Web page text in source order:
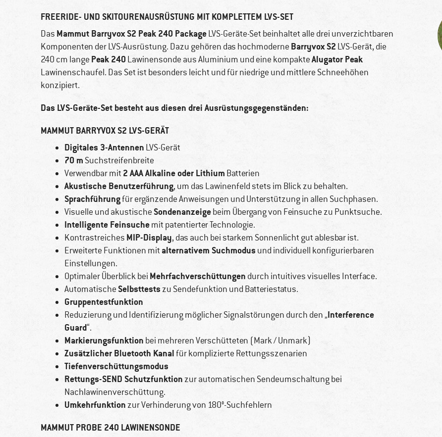
FREERIDE- UND SKITOURENAUSRÜSTUNG MIT KOMPLETTEM LVS-SET
Das Mammut Barryvox S2 Peak 240 PackageLVS-Geräte-Set beinhaltet alle drei unverzichtbaren
Komponenten der LVS-Ausrüstung. Dazu gehören das hochmoderne Barryvox S2 LVS-Gerät, die
240 cm lange Peak 240 Lawinensonde aus Aluminium und eine kompakteAlugator Peak
Lawinenschaufel. Das Set ist besonders leicht und für niedrige und mittlere Schneehöhen
konzipiert.
Das LVS-Geräte-Set besteht aus diesen drei Ausrüstungsgegenständen:
MAMMUT BARRYVOX S2 LVS-GERÄT
Digitales 3-Antennen LVS-Gerät
70 m Suchstreifenbreite
Verwendbar mit 2 AAA Alkaline oder Lithium Batterien
Akustische Benutzerführung, um das Lawinenfeld stets im Blick zu behalten.
Sprachführungfür ergänzende Anweisungen und Unterstützung in allen Suchphasen.
Visuelle und akustischeSondenanzeigebeim Übergang von Feinsuche zu Punktsuche.
Intelligente Feinsuchemit patentierter Technologie.
Kontrastreiches MIP-Display, das auch bei starkem Sonnenlicht gut ablesbar ist.
Erweiterte Funktionen mit alternativem Suchmodus und individuell konfigurierbaren
Einstellungen.
Optimaler Überblick bei Mehrfachverschüttungen durch intuitives visuelles Interface.
AutomatischeSelbsttestszu Sendefunktion und Batteriestatus.
Gruppentestfunktion
Reduzierung und Identifizierung möglicher Signalstörungen durch den „Interference
Guard“.
Markierungsfunktion bei mehreren Verschütteten (Mark / Unmark)
Zusätzlicher Bluetooth Kanalfür komplizierte Rettungsszenarien
Tiefenverschüttungsmodus
Rettungs-SEND Schutzfunktionzur automatischen Sendeumschaltung bei
Nachlawinenverschüttung.
Umkehrfunktionzur Verhinderung von 180°-Suchfehlern
MAMMUT PROBE 240 LAWINENSONDE